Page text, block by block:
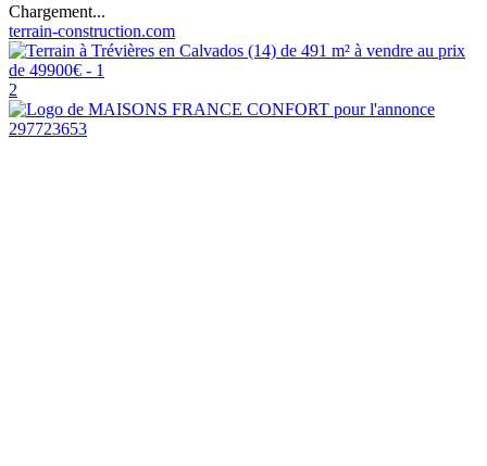
Chargement...
terrain-construction.com
2